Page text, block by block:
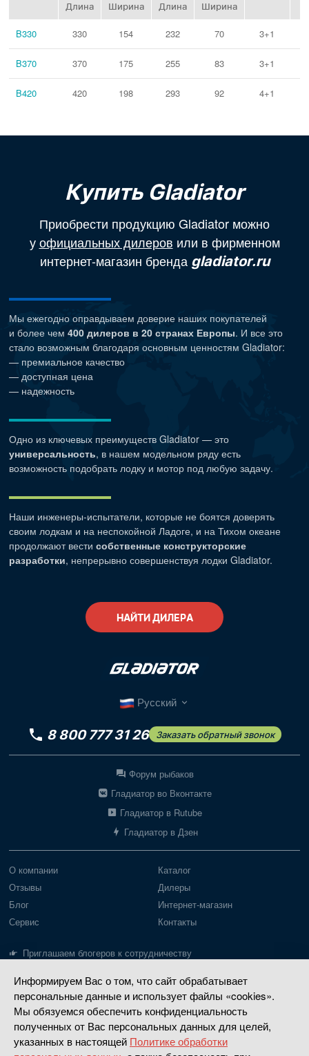
Длина
Ширина Длина Ширина
B330 330 154 232 70 3+1
B370 370 175 255 83 3+1
B420 420 198 293 92 4+1
Купить Gladiator
Приобрести продукцию Gladiator можно
уофициальных дилеров или в фирменном
интернет-магазин бренда gladiator.ru
Мы ежегодно оправдываем доверие наших покупателей
и более чем 400 дилеров в 20 странах Европы. И все это
стало возможным благодаря основным ценностям Gladiator:
— премиальное качество
— доступная цена
— надежность
Одно из ключевых преимуществ Gladiator — это
универсальность, в нашем модельном ряду есть
возможность подобрать лодку и мотор под любую задачу.
Наши инженеры-испытатели, которые не боятся доверять
своим лодкам и на неспокойной Ладоге, и на Тихом океане
продолжают вести собственные конструкторские
разработки, непрерывно совершенствуя лодки Gladiator.
НАЙТИ ДИЛЕРА
Информируем Вас о том, что сайт обрабатывает
персональные данные и использует файлы «cookies».
Мы обязуемся обеспечить конфиденциальность
полученных от Вас персональных данных для целей,
указанных в настоящей Политике обработки
Русский
8 800 777 31 26 Заказать обратный звонок
Форум рыбаков
Гладиатор во Вконтакте
Гладиатор в Rutube
Гладиатор в Дзен
О компании
Отзывы
Блог
Сервис
Приглашаем блогеров к сотрудничеству
Каталог
Дилеры
Интернет-магазин
Контакты
Лодки Gladiator
Пайольное дно
Надувное дно
РИБ
Моторы Gladiator
Моторы до 20 л.с.
Моторы 30-40 л.с.
Четырехтактные